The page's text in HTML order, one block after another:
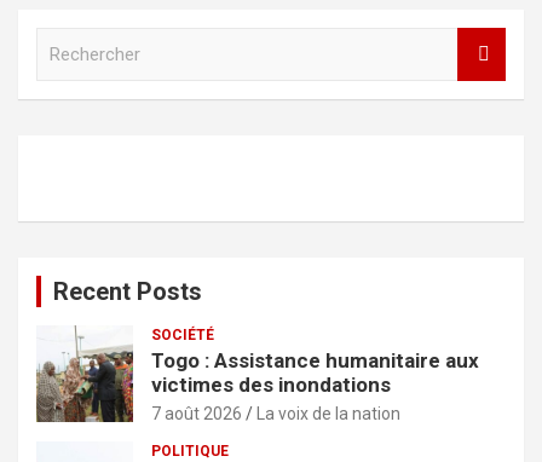
h
Recent Posts
SOCIÉTÉ
Togo : Assistance humanitaire aux
victimes des inondations
7 août 2026 La voix de la nation
POLITIQUE